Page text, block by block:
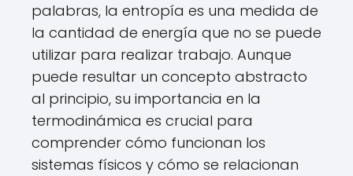
palabras, la entropía es una medida de
la cantidad de energía que no se puede
utilizar para realizar trabajo. Aunque
puede resultar un concepto abstracto
al principio, su importancia en la
termodinámica es crucial para
comprender cómo funcionan los
sistemas físicos y cómo se relacionan